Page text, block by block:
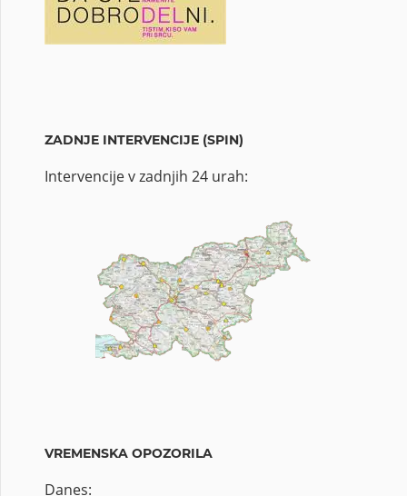
ZADNJE INTERVENCIJE (SPIN)
Intervencije v zadnjih 24 urah:
VREMENSKA OPOZORILA
Danes: